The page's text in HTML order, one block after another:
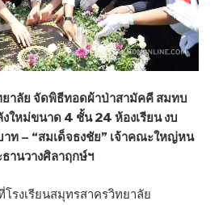
ยาลัย จัดพิธีทอดผ้าป่าสามัคคี สมทบ
ใหม่ขนาด 4 ชั้น 24 ห้องเรียน งบ
ท – “สมเด็จธงชัย” เจ้าคณะใหญ่หน
านวางศิลาฤกษ์ฯ
รงเรียนสมุทรสาครวิทยาลัย